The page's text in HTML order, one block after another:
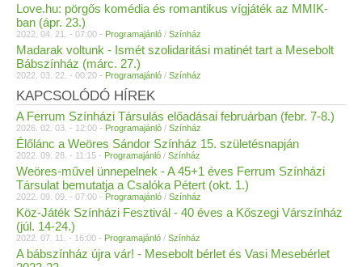
Love.hu: pörgős komédia és romantikus vígjáték az MMIK-
ban (ápr. 23.)
2022. 04. 21. - 07:00 - Programajánló / Színház
Madarak voltunk - Ismét szolidaritási matinét tart a Mesebolt
Bábszínház (márc. 27.)
2022. 03. 22. - 00:20 - Programajánló / Színház
KAPCSOLÓDÓ HÍREK
A Ferrum Színházi Társulás előadásai februárban (febr. 7-8.)
2026. 02. 03. - 12:00 - Programajánló / Színház
Élőlánc a Weöres Sándor Színház 15. születésnapján
2022. 09. 28. - 11:15 - Programajánló / Színház
Weöres-művel ünnepelnek - A 45+1 éves Ferrum Színházi
Társulat bemutatja a Csalóka Pétert (okt. 1.)
2022. 09. 09. - 07:00 - Programajánló / Színház
Köz-Játék Színházi Fesztivál - 40 éves a Kőszegi Várszínház
(júl. 14-24.)
2022. 07. 11. - 16:00 - Programajánló / Színház
A bábszínház újra vár! - Mesebolt bérlet és Vasi Mesebérlet